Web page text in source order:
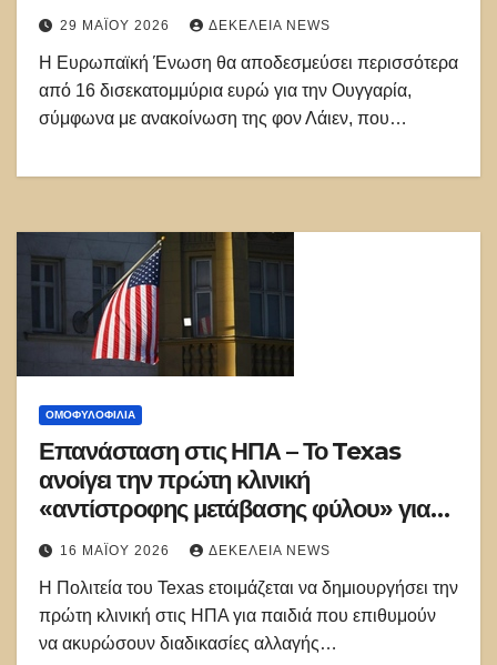
29 ΜΑΪ́ΟΥ 2026 ΔΕΚΈΛΕΙΑ NEWS
Η Ευρωπαϊκή Ένωση θα αποδεσμεύσει περισσότερα
από 16 δισεκατομμύρια ευρώ για την Ουγγαρία,
σύμφωνα με ανακοίνωση της φον Λάιεν, που…
ΟΜΟΦΥΛΟΦΙΛΊΑ
Επανάσταση στις ΗΠΑ – Το Texas
ανοίγει την πρώτη κλινική
«αντίστροφης μετάβασης φύλου» για
παιδιά – Ισχυρό χτύπημα στη woke
παράνοια
16 ΜΑΪ́ΟΥ 2026 ΔΕΚΈΛΕΙΑ NEWS
Η Πολιτεία του Texas ετοιμάζεται να δημιουργήσει την
πρώτη κλινική στις ΗΠΑ για παιδιά που επιθυμούν
να ακυρώσουν διαδικασίες αλλαγής…